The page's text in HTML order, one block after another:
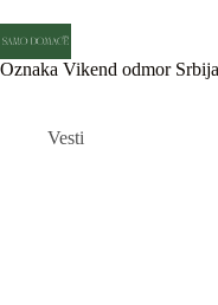
to
content
Oznaka Vikend odmor Srbija
Vesti